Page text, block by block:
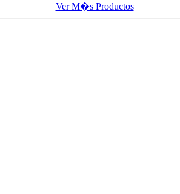
Ver M�s Productos